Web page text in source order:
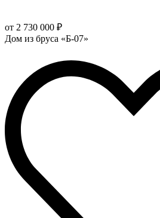
от 2 730 000 ₽
Дом из бруса «Б-07»